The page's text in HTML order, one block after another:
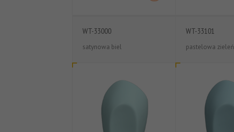
WT-33000
satynowa biel
WT-33101
pastelowa zieleń